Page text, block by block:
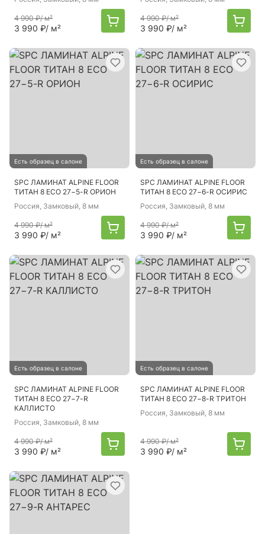
4 990 ₽/ м²
3 990 ₽/ м²
4 990 ₽/ м²
3 990 ₽/ м²
Есть образец в салоне
SPC ЛАМИНАТ ALPINE FLOOR
ТИТАН 8 ECO 27−5-R ОРИОН
Россия, Замковый, 8 мм
4 990 ₽/ м²
3 990 ₽/ м²
Есть образец в салоне
SPC ЛАМИНАТ ALPINE FLOOR
ТИТАН 8 ECO 27−6-R ОСИРИС
Россия, Замковый, 8 мм
4 990 ₽/ м²
3 990 ₽/ м²
Есть образец в салоне
SPC ЛАМИНАТ ALPINE FLOOR
ТИТАН 8 ECO 27−7-R
КАЛЛИСТО
Россия, Замковый, 8 мм
4 990 ₽/ м²
3 990 ₽/ м²
Есть образец в салоне
SPC ЛАМИНАТ ALPINE FLOOR
ТИТАН 8 ECO 27−8-R ТРИТОН
Россия, Замковый, 8 мм
4 990 ₽/ м²
3 990 ₽/ м²